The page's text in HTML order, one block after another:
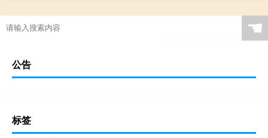
☚
公告
标签